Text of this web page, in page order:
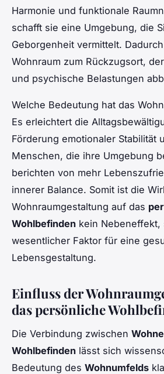
Harmonie und funktionale
schafft sie eine Umgebung, die
Geborgenheit vermittelt.
Wohnraum zum Rückzugsort,
und psychische Belastungen
Welche Bedeutung hat das
Es erleichtert die
Förderung emotionaler Stabilität
Menschen, die ihre Umgebung
berichten von mehr
innerer Balance. Somit ist die
Wohnraumgestaltung auf das
Wohlbefinden kein Nebeneffekt,
wesentlicher Faktor für eine
Lebensgestaltung.
Einfluss der
das persönliche
Die Verbindung zwischen
Wohlbefinden lässt sich
Bedeutung des Wohnumfelds